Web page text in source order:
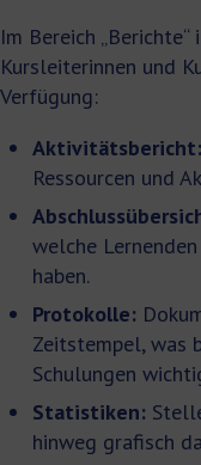
Im Bereich
Kursleiterinnen und
Verfügung:
Aktivitätsbericht:
Ressourcen und
welche
haben.
Protokolle:
Zeitstempel, was
Schulungen
Statistiken:
hinweg grafisch